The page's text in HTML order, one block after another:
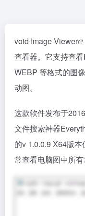
void Image Viewer
查看器。它支持查
WEBP 等格式的图
动图。
这款软件发布于
文件搜索神器
的v 1.0.0.9 X64版
常查看电脑图中所有